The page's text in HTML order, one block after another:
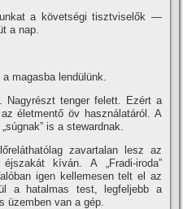
a követségi tisztviselők —
a nap.
magasba lendülünk.
tenger felett. Ezért a
életmentő öv használatáról. A
is a stewardnak.
zavartalan lesz az
kí­ván. A „Fradi-iroda”
igen kellemesen telt el az
a hatalmas test, legfeljebb a
üzemben van a gép.